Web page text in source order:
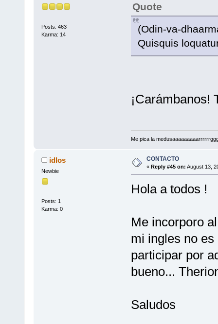
Posts: 463
Karma: 14
Quote
(Odin-va-
Quisquis
Me pica la
idlos
Newbie
Posts: 1
Karma: 0
CONTACTO
« Reply #45 on: August 13,
Hola a todos !
Me incorporo
mi ingles no
participar por
bueno...
Saludos